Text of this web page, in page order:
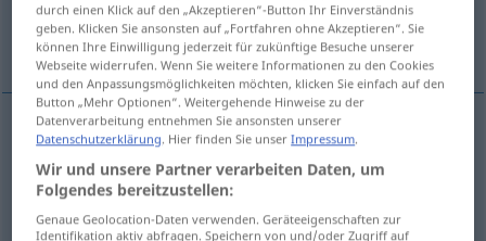
宗教改革
宗教改革[zōngjiào gǎigé] Reformation
durch einen Klick auf den „Akzeptieren“-Button Ihr Einverständnis
geben. Klicken Sie ansonsten auf „Fortfahren ohne Akzeptieren“. Sie
können Ihre Einwilligung jederzeit für zukünftige Besuche unserer
Webseite widerrufen. Wenn Sie weitere Informationen zu den Cookies
und den Anpassungsmöglichkeiten möchten, klicken Sie einfach auf den
Button „Mehr Optionen“. Weitergehende Hinweise zu der
Datenverarbeitung entnehmen Sie ansonsten unserer
Datenschutzerklärung. Hier finden Sie unserImpressum.
Wir und unsere Partner verarbeiten Daten, um
Folgendes bereitzustellen:
Genaue Geolocation-Daten verwenden. Geräteeigenschaften zur
Identifikation aktiv abfragen. Speichern von und/oder Zugriff auf